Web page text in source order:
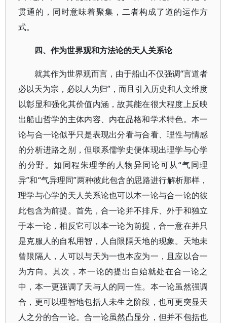
贯通的，同时意味着聚集，二者构成了道的运作方
式。
四、作为世界观和方法论的天人关系论
就其作为世界观而言，由于船山不仅强调“言道者
必以天为宗，必以人为归”，而且引入历史和人文维度
以彰显和强化其价值内涵，故其能在很大程度上反映
出船山哲学的主体内容、内在品格和学术特色。本一
论与合一论似乎只是表现出分看与合看、理性与情感
的分析进路之别，但联系儒学史便体现出理学与心学
的分野。如同程朱理学的人物异同论可从“气同理
异”和“气异理同”两种彼此包含的思路进行解析那样，
理学与心学的天人关系论也可以本一论与合一论的彼
此包含为前提。首先，合一论并不排斥、外于和独立
于本一论，相反它可以本一论为前提，合一意在并只
是克服人的自私用智，人自限隔天地的现象。天地未
曾限隔人，人可以与天为一也本应为一，且应以合一
为方向。其次，本一论的提出自始就处在合一论之
中，本一更强调了天与人的同一性。本一论虽然强调
合，更可以理智地包括人未生之阶段，也可更突显天
人之分的合一论。合一论虽然凸显分，但并不包括也